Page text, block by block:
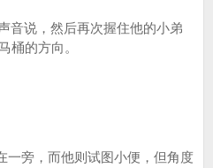
音说，然后再次握住他的小弟
桶的方向。
一旁，而他则试图小便，但角度